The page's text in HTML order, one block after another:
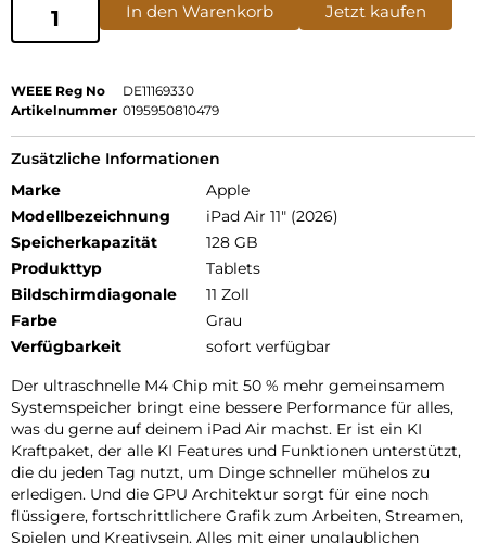
In den Warenkorb Jetzt kaufen
WEEE Reg No
DE11169330
Artikelnummer 0195950810479
Zusätzliche Informationen
Marke
Apple
Modellbezeichnung
iPad Air 11" (2026)
Speicherkapazität
128 GB
Produkttyp
Tablets
Bildschirmdiagonale
11 Zoll
Farbe
Grau
Verfügbarkeit
sofort verfügbar
Der ultraschnelle M4 Chip mit 50 % mehr gemeinsamem
Systemspeicher bringt eine bessere Performance für alles,
was du gerne auf deinem iPad Air machst. Er ist ein KI
Kraftpaket, der alle KI Features und Funktionen unterstützt,
die du jeden Tag nutzt, um Dinge schneller mühelos zu
erledigen. Und die GPU Architektur sorgt für eine noch
flüssigere, fortschrittlichere Grafik zum Arbeiten, Streamen,
Spielen und Kreativsein. Alles mit einer unglaublichen